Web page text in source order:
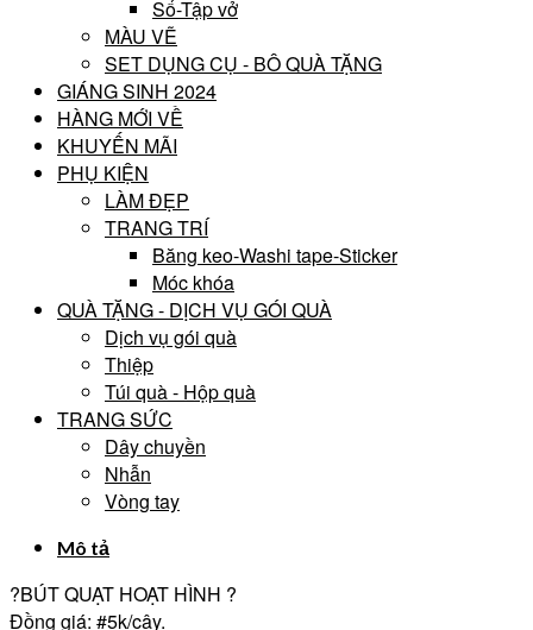
Sổ-Tập vở
MÀU VẼ
SET DỤNG CỤ - BÔ QUÀ TẶNG
GIÁNG SINH 2024
HÀNG MỚI VỀ
KHUYẾN MÃI
PHỤ KIỆN
LÀM ĐẸP
TRANG TRÍ
Băng keo-Washi tape-Sticker
Móc khóa
QUÀ TẶNG - DỊCH VỤ GÓI QUÀ
Dịch vụ gói quà
Thiệp
Túi quà - Hộp quà
TRANG SỨC
Dây chuyền
Nhẫn
Vòng tay
Mô tả
?BÚT QUẠT HOẠT HÌNH ?
Đồng giá: #5k/cây.